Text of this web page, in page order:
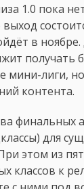
1.0 пока
в ноябре.
получать
мини-лиги,
контента.
финальных
для
этом из
классов к